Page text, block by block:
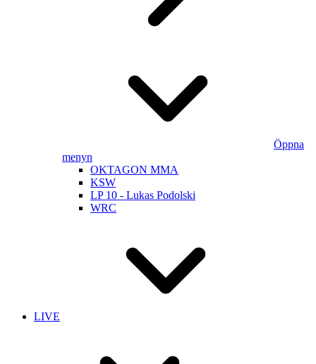
Öppna
menyn
OKTAGON MMA
KSW
LP 10 - Lukas Podolski
WRC
LIVE